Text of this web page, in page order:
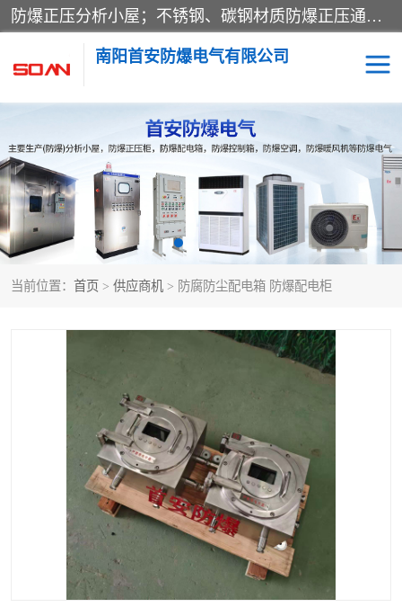
防爆正压分析小屋；不锈钢、碳钢材质防爆正压通风柜，分上下、左右、外挂三种款式；立式、挂式防爆配电柜体；不锈钢、碳钢防爆变频、磁力、星三角启动器；不锈钢、碳钢、铸铝防爆控制箱柜；可操作按键、多块式防爆仪表箱；多材质防爆接线箱；台式防爆电脑、防爆监视器。产品适配石油、化工、煤炭、电力、纺织、酿酒、航天、铁路、冶金、船舶、消防、市政等多行业工况使用。
南阳首安防爆电气有限公司
当前位置： 首页 > 供应商机 > 防腐防尘配电箱 防爆配电柜
防爆小屋 防爆正压柜
防爆空调 防爆配电箱
防爆控制箱 防爆接线箱
防爆操作柱 防爆监视显示器
防爆检修箱 防爆暖风机